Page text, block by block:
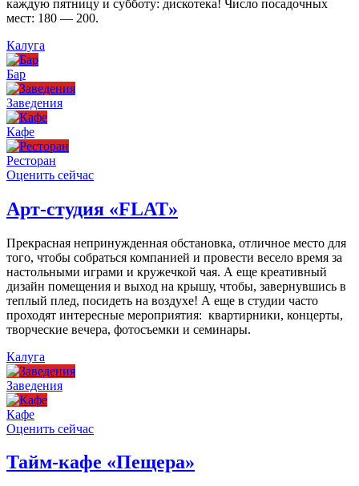
каждую пятницу и субботу: дискотека! Число посадочных
мест: 180 — 200.
Калуга
Бар
Заведения
Кафе
Ресторан
Оценить сейчас
Арт-студия «FLAT»
Прекрасная непринужденная обстановка, отличное место для
того, чтобы собраться компанией и провести весело время за
настольными играми и кружечкой чая. А еще креативный
дизайн помещения и выход на крышу, чтобы, завернувшись в
теплый плед, посидеть на воздухе! А еще в студии часто
проходят интересные мероприятия: квартирники, концерты,
творческие вечера, фотосъемки и семинары.
Калуга
Заведения
Кафе
Оценить сейчас
Тайм-кафе «Пещера»